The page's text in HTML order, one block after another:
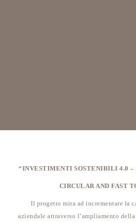
“INVESTIMENTI SOSTENIBILI 4.0 –
CIRCULAR AND FAST
Il progetto mira ad incrementare la
aziendale attraverso l’ampliamento